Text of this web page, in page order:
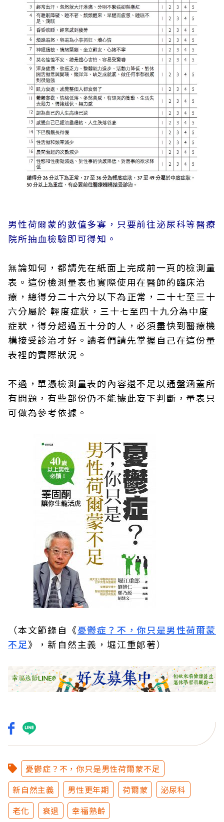
男性荷爾蒙的數值多寡，只要前往泌尿科等醫療
院所抽血檢驗即可得知。
無論如何，都請先在紙面上完成前一頁的檢測量
表。這份檢測量表也實際使用在醫師的臨床治
療，總得分二十六分以下為正常，二十七至三十
六分屬於 輕度症狀，三十七至四十九分為中度
症狀，得分超過五十分的人，必須盡快到醫療機
構接受診治才好。讀者們請先掌握自己在這份量
表裡的實際狀況。
不過，單憑檢測量表的內容還不足以通盤涵蓋所
有問題，有些部份仍不能據此妄下判斷，量表只
可做為參考依據。
（本文節錄自《憂鬱症？不，你只是男性荷爾蒙
不足》，新自然主義，堀江重郞著）
憂鬱症？不，你只是男性荷爾蒙不足
新自然主義
男性更年期 荷爾蒙
泌尿科
老化
衰退 幸福熟齡